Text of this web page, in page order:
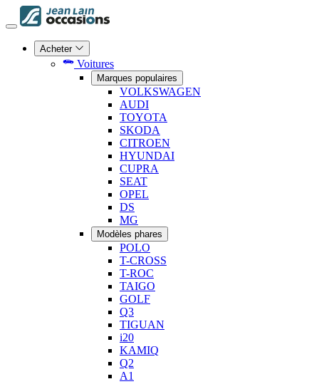
Acheter
Voitures
Marques populaires
VOLKSWAGEN
AUDI
TOYOTA
SKODA
CITROEN
HYUNDAI
CUPRA
SEAT
OPEL
DS
MG
Modèles phares
POLO
T-CROSS
T-ROC
TAIGO
GOLF
Q3
TIGUAN
i20
KAMIQ
Q2
A1